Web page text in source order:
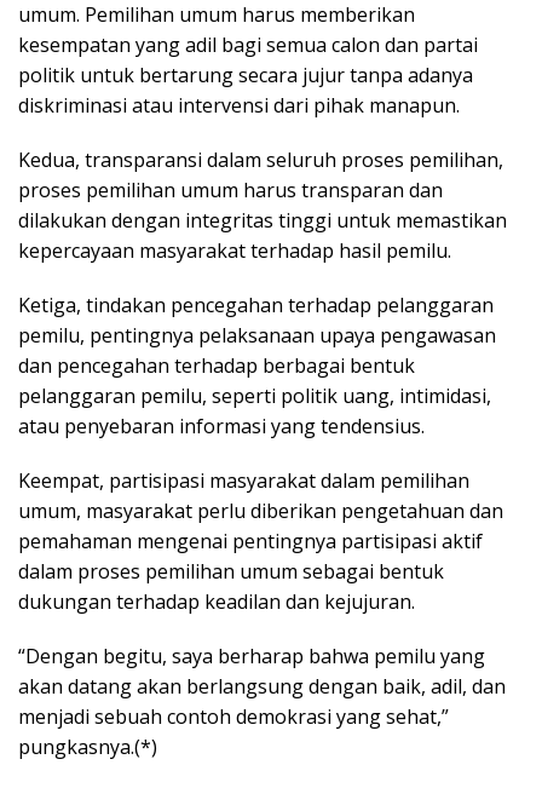
umum. Pemilihan umum harus memberikan
kesempatan yang adil bagi semua calon dan partai
politik untuk bertarung secara jujur tanpa adanya
diskriminasi atau intervensi dari pihak manapun.
Kedua, transparansi dalam seluruh proses pemilihan,
proses pemilihan umum harus transparan dan
dilakukan dengan integritas tinggi untuk memastikan
kepercayaan masyarakat terhadap hasil pemilu.
Ketiga, tindakan pencegahan terhadap pelanggaran
pemilu, pentingnya pelaksanaan upaya pengawasan
dan pencegahan terhadap berbagai bentuk
pelanggaran pemilu, seperti politik uang, intimidasi,
atau penyebaran informasi yang tendensius.
Keempat, partisipasi masyarakat dalam pemilihan
umum, masyarakat perlu diberikan pengetahuan dan
pemahaman mengenai pentingnya partisipasi aktif
dalam proses pemilihan umum sebagai bentuk
dukungan terhadap keadilan dan kejujuran.
“Dengan begitu, saya berharap bahwa pemilu yang
akan datang akan berlangsung dengan baik, adil, dan
menjadi sebuah contoh demokrasi yang sehat,”
pungkasnya.(*)